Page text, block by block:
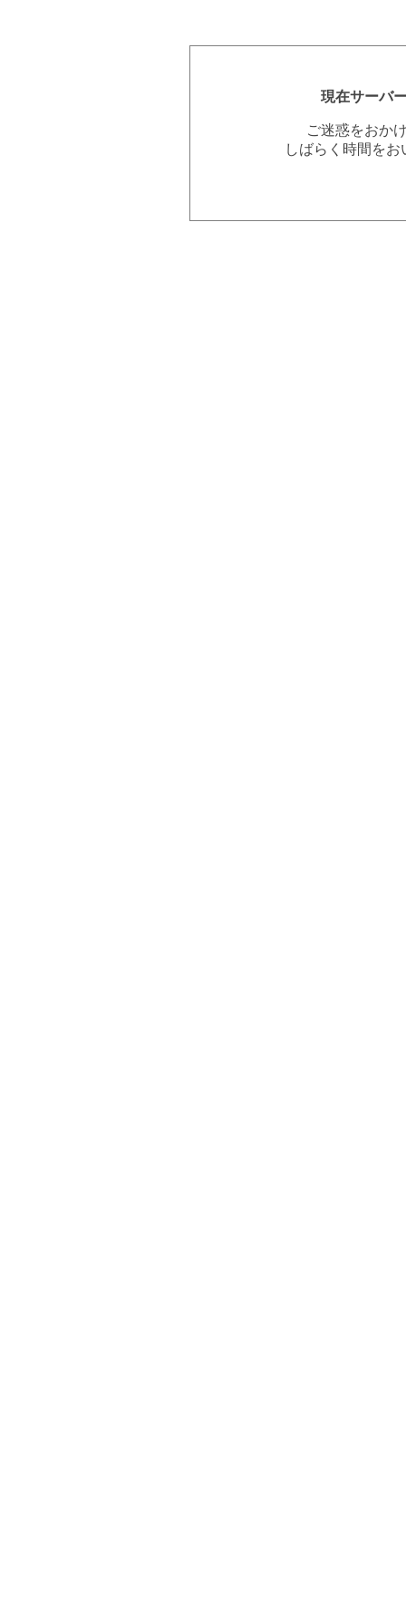
現在サーバ
ご迷惑をおか
しばらく時間を